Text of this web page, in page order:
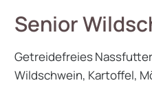
Senior
Getreidefreies
Wildschwein, Kartoffel,